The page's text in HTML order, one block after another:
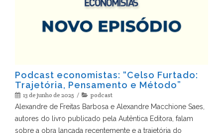
Podcast economistas: “Celso Furtado:
Trajetória, Pensamento e Método”
13 de junho de 2025 podcast
Alexandre de Freitas Barbosa e Alexandre Macchione Saes,
autores do livro publicado pela Autêntica Editora, falam
sobre a obra lançada recentemente e a trajetória do